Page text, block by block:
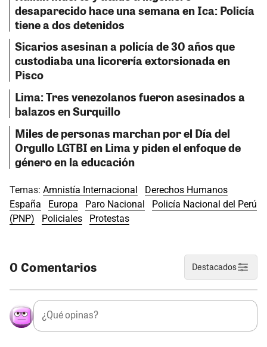
desaparecido hace una semana en Ica: Policía
tiene a dos detenidos
Sicarios asesinan a policía de 30 años que
custodiaba una licorería extorsionada en
Pisco
Lima: Tres venezolanos fueron asesinados a
balazos en Surquillo
Miles de personas marchan por el Día del
Orgullo LGTBI en Lima y piden el enfoque de
género en la educación
Temas: Amnistía Internacional
Derechos Humanos
España
Europa Paro Nacional
Policía Nacional del Perú
(PNP)
Policiales Protestas
0 Comentarios Destacados